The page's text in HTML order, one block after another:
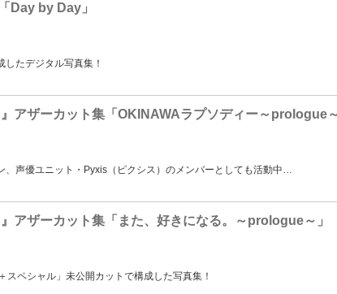
Day by Day」
たデジタル写真集！
アザーカット集「OKINAWAラプソディー～prologue
声優ユニット・Pyxis（ピクシス）のメンバーとしても活動中…
アザーカット集「また、好きになる。～prologue～」
ペシャル」未公開カットで構成した写真集！